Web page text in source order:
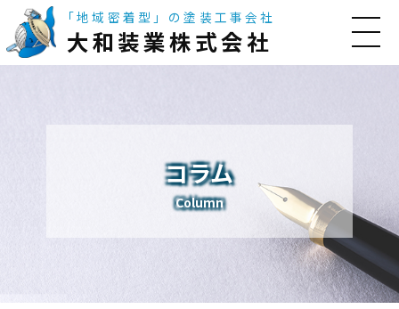
「地域密着型」の塗装工事会社
大和装業株式会社
コラム
Column